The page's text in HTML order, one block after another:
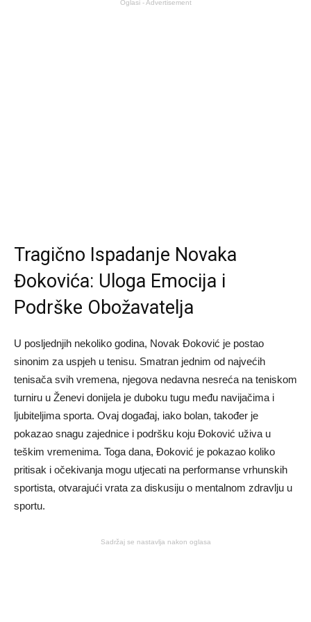
Oglasi - Advertisement
Tragično Ispadanje Novaka
Đokovića: Uloga Emocija i
Podrške Obožavatelja
U posljednjih nekoliko godina, Novak Đoković je postao
sinonim za uspjeh u tenisu. Smatran jednim od najvećih
tenisača svih vremena, njegova nedavna nesreća na teniskom
turniru u Ženevi donijela je duboku tugu među navijačima i
ljubiteljima sporta. Ovaj događaj, iako bolan, također je
pokazao snagu zajednice i podršku koju Đoković uživa u
teškim vremenima. Toga dana, Đoković je pokazao koliko
pritisak i očekivanja mogu utjecati na performanse vrhunskih
sportista, otvarajući vrata za diskusiju o mentalnom zdravlju u
sportu.
Sadržaj se nastavlja nakon oglasa